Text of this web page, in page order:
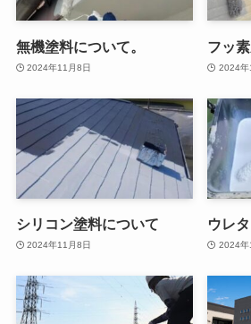
無機塗料について。
2024年11月8日
フッ
2024年
シリコン塗料について
2024年11月8日
ウレ
2024年